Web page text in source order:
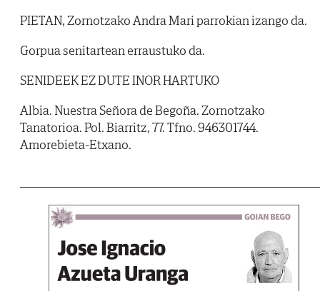
PIETAN, Zornotzako Andra Mari parrokian izango da.
Gorpua senitartean erraustuko da.
SENIDEEK EZ DUTE INOR HARTUKO
Albia. Nuestra Señora de Begoña. Zornotzako
Tanatorioa. Pol. Biarritz, 77. Tfno. 946301744.
Amorebieta-Etxano.